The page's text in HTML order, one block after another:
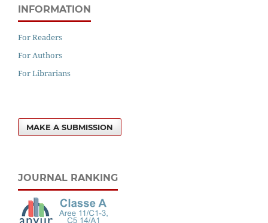
INFORMATION
For Readers
For Authors
For Librarians
MAKE A SUBMISSION
JOURNAL RANKING